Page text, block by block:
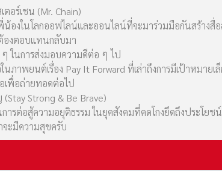
ตอร์เชน (Mr. Chain)
น้องในโลกออฟไลน์และออนไลน์ที่จะมาร่วมมือกันสร้างสื่
องตอบแทนกลับมา
ๆ ในการส่งมอบความดีต่อ ๆ ไป
ในภาพยนต์เรื่อง Pay It Forward ที่เล่าถึงการมีเป้าหม
เพื่อถ่ายทอดต่อไป
Strong & Be Brave)
ารต่อสู้ความอยุติธรรม ในยุคสังคมที่คดโกงยึดถึงประ
จะมีความสุขครับ